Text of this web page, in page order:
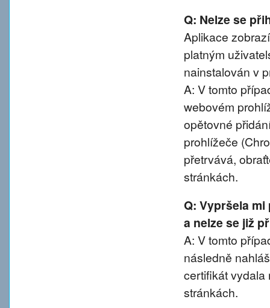
Q: Nelze se
Aplikace
platným
nainstalován v
A: V tomto
webovém
opětovné
prohlížeče
přetrvává,
stránkách.
Q: Vypršela
a nelze se již
A: V tomto
následně
certifikát vydala
stránkách.